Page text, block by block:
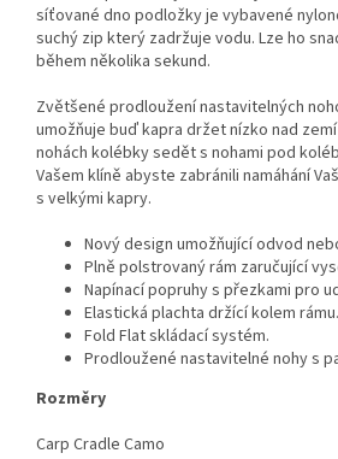
síťované dno podložky je vybavené
suchý zip který zadržuje vodu. Lze ho
během několika sekund.
Zvětšené prodloužení nastavitelných
umožňuje buď kapra držet nízko nad
nohách kolébky sedět s nohami pod
Vašem klíně abyste zabránili namáhání
s velkými kapry.
Nový design umožňující odvod
Plně polstrovaný rám zaručující
Napínací popruhy s přezkami pro
Elastická plachta držící kolem rámu.
Fold Flat skládací systém.
Prodloužené nastavitelné nohy s
Rozměry
Carp Cradle Camo